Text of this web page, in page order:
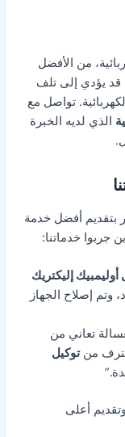
من الأفضل
قد يؤدي إلى تلف
تواصل مع
الذي لديه الخبرة
بتقديم أفضل خدمة
جربوا خدماتنا:
أوليمبيك إليكتريك
وتم إصلاح الجهاز
تعاني من
منتوكيل
أعلى